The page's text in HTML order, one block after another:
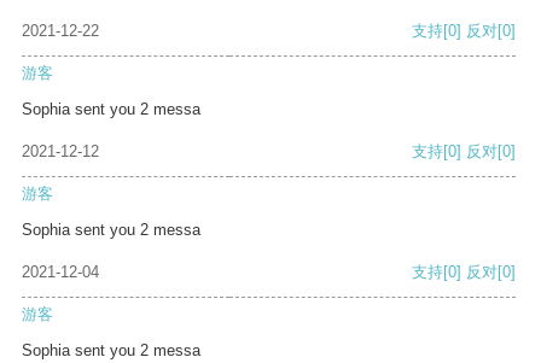
2021-12-22 支持[0] 反对[0]
游客
Sophia sent you 2 messa
2021-12-12 支持[0] 反对[0]
游客
Sophia sent you 2 messa
2021-12-04 支持[0] 反对[0]
游客
Sophia sent you 2 messa